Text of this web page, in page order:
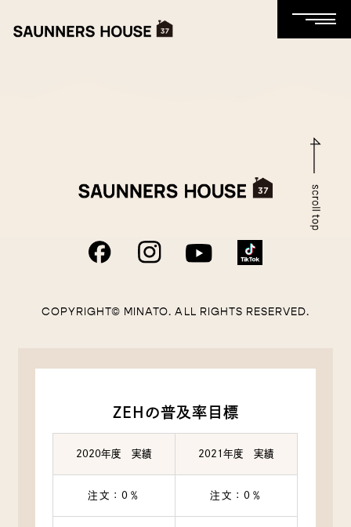
COPYRIGHT© MINATO. ALL RIGHTS RESERVED.
ZEHの普及率目標
2020年度 実績 2021年度 実績
注文：0％ 注文：0％